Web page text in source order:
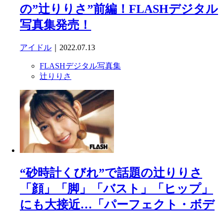
の”辻りりさ”前編！FLASHデジタル
写真集発売！
アイドル ｜2022.07.13
FLASHデジタル写真集
辻りりさ
“砂時計くびれ”で話題の辻りりさ
「顔」「脚」「バスト」「ヒップ」
にも大接近…「パーフェクト・ボデ